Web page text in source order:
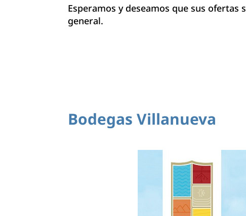
Esperamos y deseamos que sus
general.
Bodegas Villanueva